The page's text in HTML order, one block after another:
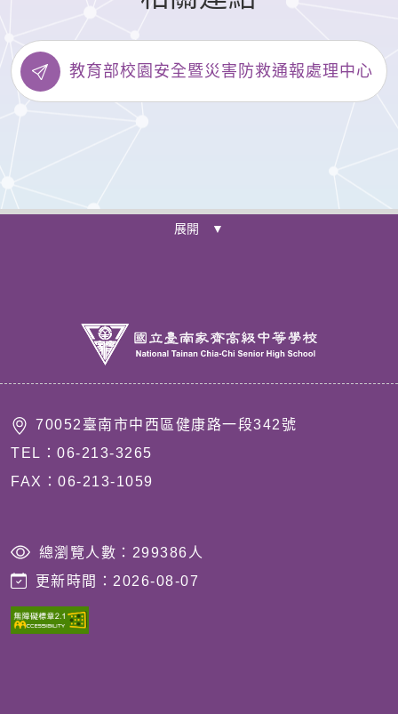
教育部校園安全暨災害防救通報處理中心
展開 ▼
70052臺南市中西區健康路一段342號
TEL：06-213-3265
FAX：06-213-1059
總瀏覽人數： 299386 人
更新時間： 2026-08-07
203.68.92.86